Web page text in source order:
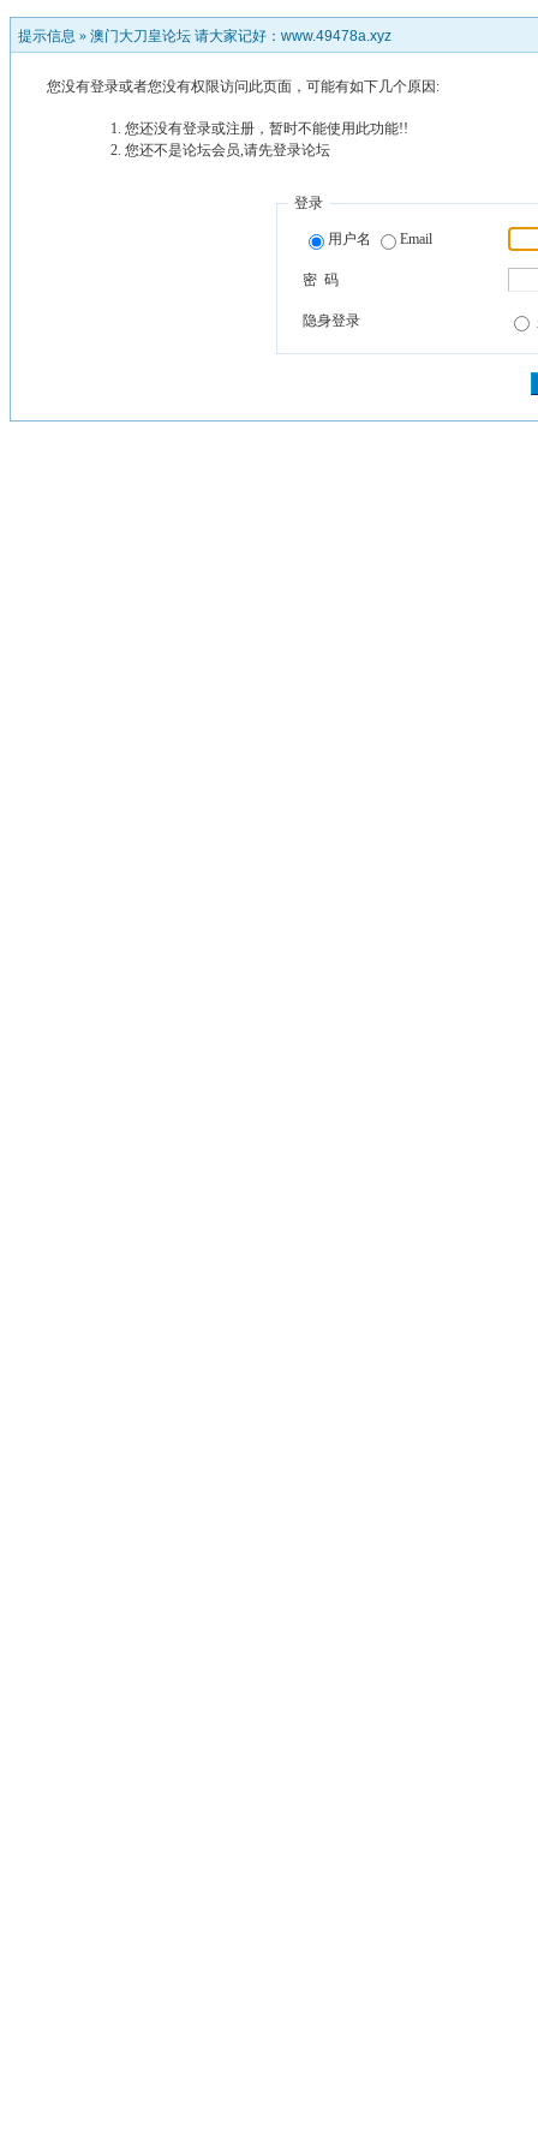
提示信息 » 澳门大刀皇论坛 请大家记好：www.49478a.xyz
您没有登录或者您没有权限访问此页面，可能有如下几个原因:
您还没有登录或注册，暂时不能使用此功能!!
您还不是论坛会员,请先登录论坛
登录
用户名 Email
密 码
隐身登录